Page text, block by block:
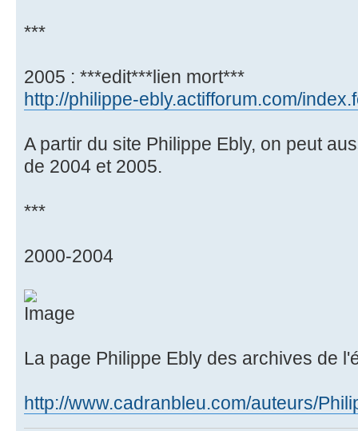
***
2005 : ***edit***lien mort***
http://philippe-ebly.actifforum.com/
A partir du site Philippe Ebly, on peut
de 2004 et 2005.
***
2000-2004
La page Philippe Ebly des archives de
http://www.cadranbleu.com/auteurs/